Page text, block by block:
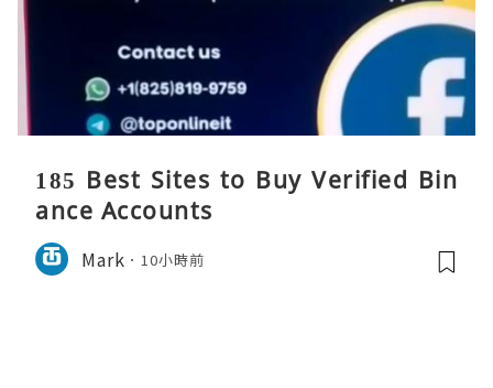
185 Best Sites to Buy Verified Bin
ance Accounts
Mark 10小時前